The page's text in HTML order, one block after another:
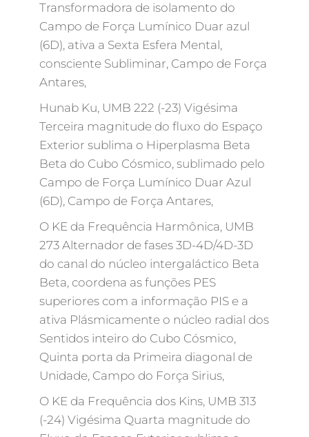
Transformadora de isolamento do
Campo de Força Lumínico Duar azul
(6D), ativa a Sexta Esfera Mental,
consciente Subliminar, Campo de Força
Antares,
Hunab Ku, UMB 222 (-23) Vigésima
Terceira magnitude do fluxo do Espaço
Exterior sublima o Hiperplasma Beta
Beta do Cubo Cósmico, sublimado pelo
Campo de Força Lumínico Duar Azul
(6D), Campo de Força Antares,
O KE da Frequência Harmônica, UMB
273 Alternador de fases 3D-4D/4D-3D
do canal do núcleo intergaláctico Beta
Beta, coordena as funções PES
superiores com a informação PIS e a
ativa Plásmicamente o núcleo radial dos
Sentidos inteiro do Cubo Cósmico,
Quinta porta da Primeira diagonal de
Unidade, Campo do Força Sirius,
O KE da Frequência dos Kins, UMB 313
(-24) Vigésima Quarta magnitude do